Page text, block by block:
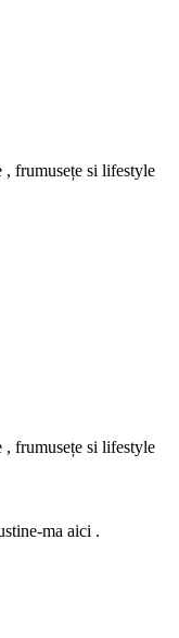
, frumusețe si lifestyle
, frumusețe si lifestyle
ma aici .